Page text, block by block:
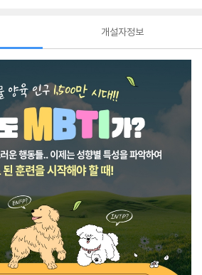
개설자정보